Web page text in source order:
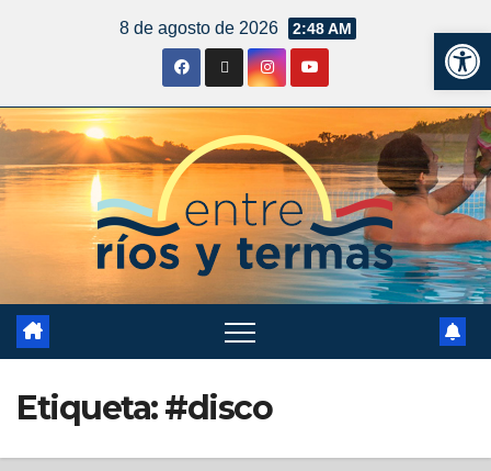
8 de agosto de 2026 2:48 AM
Etiqueta:#disco